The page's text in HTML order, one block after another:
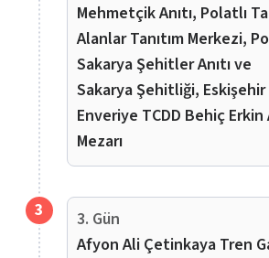
Mehmetçik Anıtı, Polatlı
Alanlar Tanıtım Merkezi,
Sakarya Şehitler Anıtı ve
Sakarya Şehitliği, Eskişehir
Enveriye TCDD Behiç Erkin
Mezarı
3
3. Gün
Afyon Ali Çetinkaya Tren